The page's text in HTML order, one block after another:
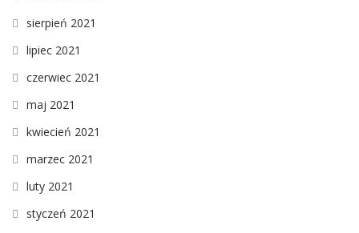
sierpień 2021
lipiec 2021
czerwiec 2021
maj 2021
kwiecień 2021
marzec 2021
luty 2021
styczeń 2021